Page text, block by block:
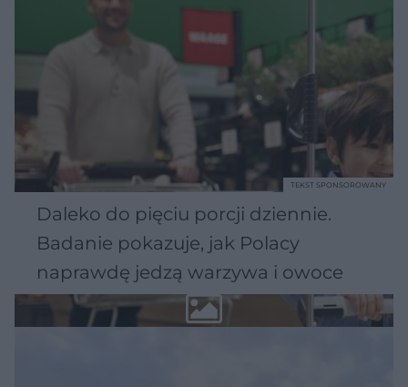
Daleko do pięciu porcji dziennie.
Badanie pokazuje, jak Polacy
naprawdę jedzą warzywa i owoce
TEKST SPONSOROWANY